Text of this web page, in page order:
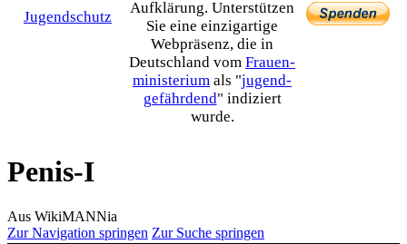
Jugendschutz
Aufklärung. Unterstützen
Sie eine einzig­artige
Webpräsenz, die in
Deutschland vom Frauen­
ministerium als "jugend­
gefährdend" indiziert
wurde.
Penis-I
Aus WikiMANNia
Zur Navigation springen Zur Suche springen